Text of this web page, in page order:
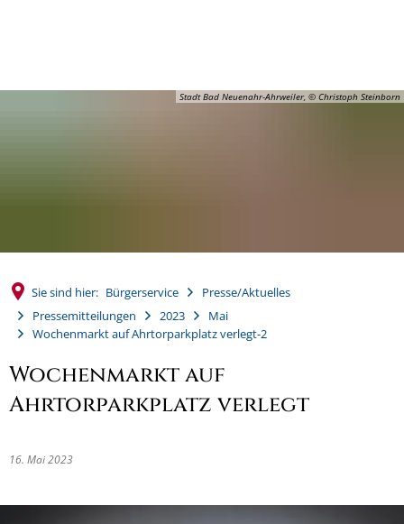
Stadt Bad Neuenahr-Ahrweiler, © Christoph Steinborn
Sie sind hier: Bürgerservice
Presse/Aktuelles
Pressemitteilungen
2023
Mai
Wochenmarkt auf Ahrtorparkplatz verlegt-2
Wochenmarkt auf
Ahrtorparkplatz verlegt
16. Mai 2023